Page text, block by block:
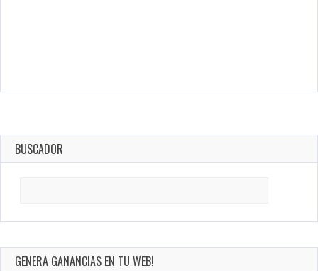
BUSCADOR
GENERA GANANCIAS EN TU WEB!